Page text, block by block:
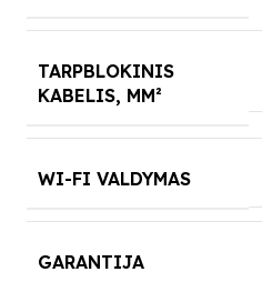
TARPBLOKINIS
KABELIS, MM²
WI-FI VALDYMAS
GARANTIJA